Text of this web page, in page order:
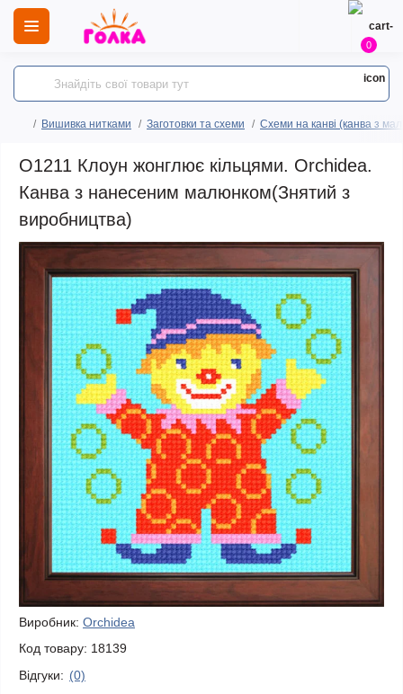
0
Вишивка нитками Заготовки та схеми Схеми на канві (канва з
O1211 Клоун жонглює кільцями. Orchidea.
Канва з нанесеним малюнком(Знятий з
виробництва)
Виробник: Orchidea
Код товару: 18139
Відгуки: (0)